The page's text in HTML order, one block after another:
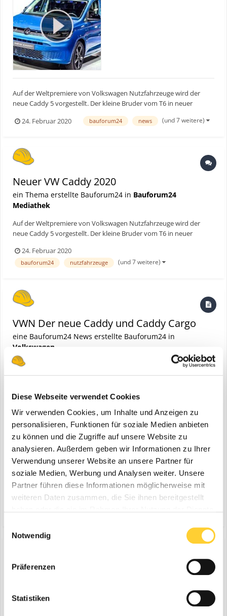
Diese Webseite verwendet Cookies
Wir verwenden Cookies, um Inhalte und Anzeigen zu
personalisieren, Funktionen für soziale Medien anbieten
zu können und die Zugriffe auf unsere Website zu
analysieren. Außerdem geben wir Informationen zu Ihrer
Verwendung unserer Website an unsere Partner für
soziale Medien, Werbung und Analysen weiter. Unsere
Partner führen diese Informationen möglicherweise mit
weiteren Daten zusammen, die Sie ihnen bereitgestellt
Notwendig
Präferenzen
Statistiken
Auf der Weltpremiere von Volkswagen Nutzfahrzeuge wird der
neue Caddy 5 vorgestellt. Der kleine Bruder vom T6 in neuer
Edel für die Baustelle? ► Bauforum24 TV Youtube Kanal
24. Februar 2020 bauforum24 news (und 7 weitere)
Neuer VW Caddy 2020
ein Thema erstellte Bauforum24 in Bauforum24
Mediathek
Auf der Weltpremiere von Volkswagen Nutzfahrzeuge wird der
neue Caddy 5 vorgestellt. Der kleine Bruder vom T6 in neuer
Edel für die Baustelle? ► Bauforum24 TV Youtube Kanal Hier geht's
zum vollständigen Beitrag
24. Februar 2020
bauforum24 nutzfahrzeuge (und 7 weitere)
VWN Der neue Caddy und Caddy Cargo
eine Bauforum24 News erstellte Bauforum24 in
Volkswagen
Hannover, 27.01.2020 - Die neue Generation soll ganz anders
werden und trotzdem alle bekannten Ansprüche erfüllen: Der
Caddy von Volkswagen Nutzfahrzeuge in seiner fünften
Generation wird laut Hersteller ein völlig neues Auto. Keine
28. Januar 2020
VWN Der neue Caddy und Caddy Cargo
Baumaschinen Industrie